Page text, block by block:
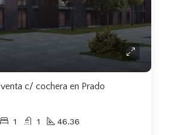
c/ cochera en Prado
1 1 46.36